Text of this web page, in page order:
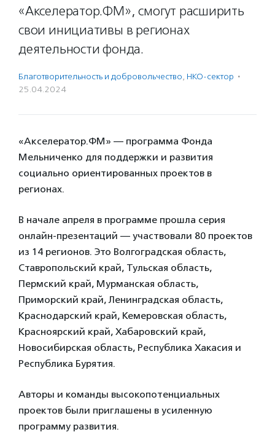
«Акселератор.ФМ», смогут расширить
свои инициативы в регионах
деятельности фонда.
Благотвори­тель­ность и доброволь­чест­во, НКО-сектор ·
25.04.2024
«Акселератор.ФМ» — программа Фонда
Мельниченко для поддержки и развития
социально ориентированных проектов в
регионах.
В начале апреля в программе прошла серия
онлайн-презентаций — участвовали 80 проектов
из 14 регионов. Это Волгоградская область,
Ставропольский край, Тульская область,
Пермский край, Мурманская область,
Приморский край, Ленинградская область,
Краснодарский край, Кемеровская область,
Красноярский край, Хабаровский край,
Новосибирская область, Республика Хакасия и
Республика Бурятия.
Авторы и команды высокопотенциальных
проектов были приглашены в усиленную
программу развития.